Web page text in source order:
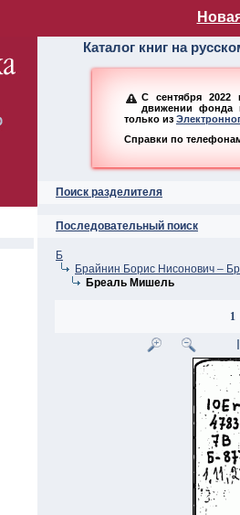
Алфавитный
Каталог книг на
С сентября 2022
движении фонда
только из
Справки по
Поиск разделителя
Последовательный поиск
Б
Брайнин Борис Нисонович –
Бреаль Мишель
1